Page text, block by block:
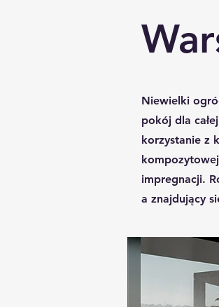
Niewielki
pokój dla
korzystanie z
impregnacji.
a znajdujący